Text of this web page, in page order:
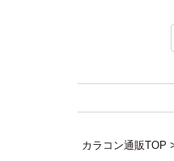
カラコン通販TOP